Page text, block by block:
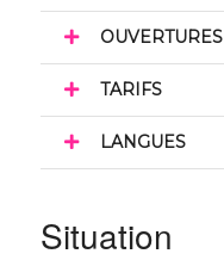
OUVERTURES
TARIFS
LANGUES
Situation